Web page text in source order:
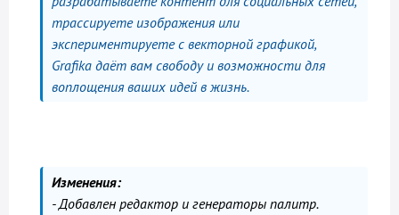
трассируете изображения или
экспериментируете с векторной графикой,
Grafika даёт вам свободу и возможности для
воплощения ваших идей в жизнь.
Изменения:
- Добавлен редактор и генераторы палитр.